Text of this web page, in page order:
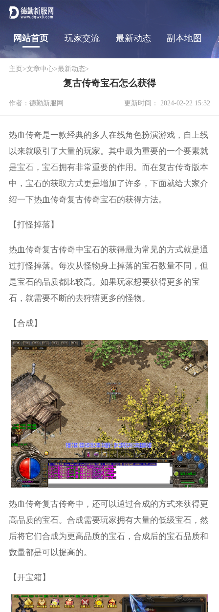
网站首页 玩家交流 最新动态 副本地图
主页>文章中心>最新动态>
复古传奇宝石怎么获得
作者：德勤新服网 更新时间： 2024-02-22 15:32
热血传奇是一款经典的多人在线角色扮演游戏，自上线
以来就吸引了大量的玩家。其中最为重要的一个要素就
是宝石，宝石拥有非常重要的作用。而在复古传奇版本
中，宝石的获取方式更是增加了许多，下面就给大家介
绍一下热血传奇复古传奇宝石的获得方法。
【打怪掉落】
热血传奇复古传奇中宝石的获得最为常见的方式就是通
过打怪掉落。每次从怪物身上掉落的宝石数量不同，但
是宝石的品质都比较高。如果玩家想要获得更多的宝
石，就需要不断的去狩猎更多的怪物。
【合成】
热血传奇复古传奇中，还可以通过合成的方式来获得更
高品质的宝石。合成需要玩家拥有大量的低级宝石，然
后将它们合成为更高品质的宝石，合成后的宝石品质和
数量都是可以提高的。
【开宝箱】